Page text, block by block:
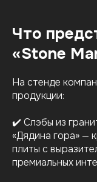
Что
«Stone
На стенде
продукции:
✔️ Слэбы из
«Дядина гора» —
плиты с
премиальных